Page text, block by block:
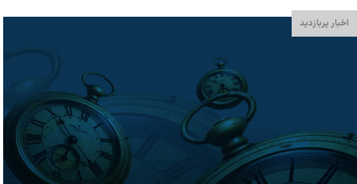
اخبار پربازدید